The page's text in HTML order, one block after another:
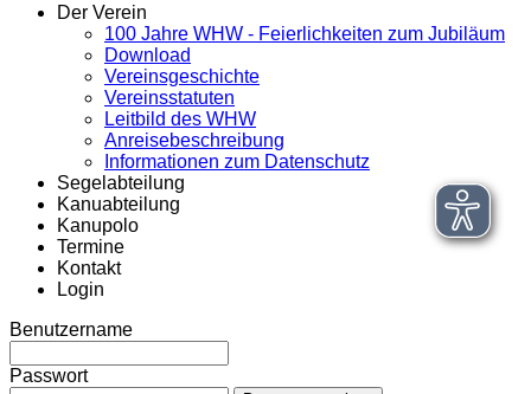
Der Verein
100 Jahre WHW - Feierlichkeiten zum Jubiläum
Download
Vereinsgeschichte
Vereinsstatuten
Leitbild des WHW
Anreisebeschreibung
Informationen zum Datenschutz
Segelabteilung
Kanuabteilung
Kanupolo
Termine
Kontakt
Login
Benutzername
Passwort